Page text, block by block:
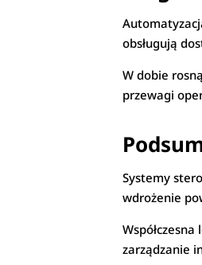
obsługują
W dobie
przewagi
Systemy
wdrożenie
zarządzanie